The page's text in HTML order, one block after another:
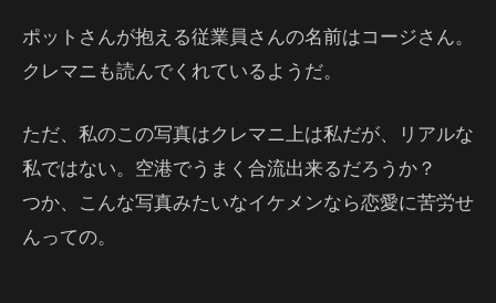
ポットさんが抱える従業員さんの名前はコージさん。
クレマニも読んでくれているようだ。
ただ、私のこの写真はクレマニ上は私だが、リアルな
私ではない。空港でうまく合流出来るだろうか？
つか、こんな写真みたいなイケメンなら恋愛に苦労せ
んっての。